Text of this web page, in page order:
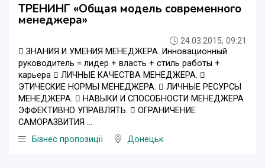
ТРЕНИНГ «Общая модель современного
менеджера»
24.03.2015, 09:21
 ЗНАНИЯ И УМЕНИЯ МЕНЕДЖЕРА. Инновационный
руководитель = лидер + власть + стиль работы +
карьера  ЛИЧНЫЕ КАЧЕСТВА МЕНЕДЖЕРА. 
ЭТИЧЕСКИЕ НОРМЫ МЕНЕДЖЕРА.  ЛИЧНЫЕ РЕСУРСЫ
МЕНЕДЖЕРА.  НАВЫКИ И СПОСОБНОСТИ МЕНЕДЖЕРА
ЭФФЕКТИВНО УПРАВЛЯТЬ.  ОГРАНИЧЕНИЕ
САМОРАЗВИТИЯ ...
Бізнес пропозиції
Донецьк